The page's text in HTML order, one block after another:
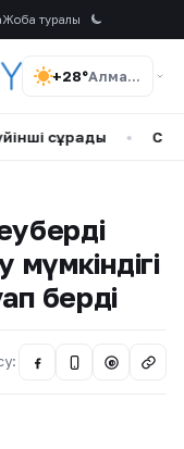
Жоба туралы
+28° Алматы
• Самат
берді
@